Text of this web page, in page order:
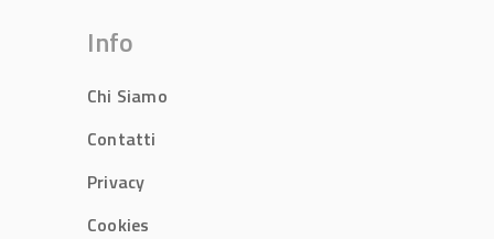
Info
Chi Siamo
Contatti
Privacy
Cookies